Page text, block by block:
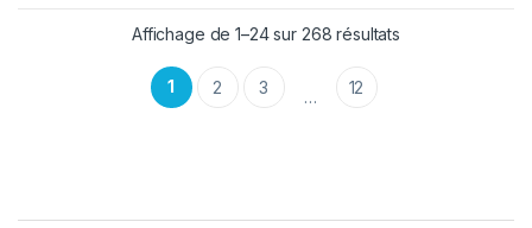
Affichage de 1–24 sur 268 résultats
1 2 3 … 12